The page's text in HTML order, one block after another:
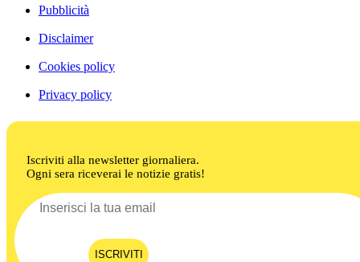
Pubblicità
Disclaimer
Cookies policy
Privacy policy
Iscriviti alla newsletter giornaliera.
Ogni sera riceverai le notizie gratis!
ISCRIVITI